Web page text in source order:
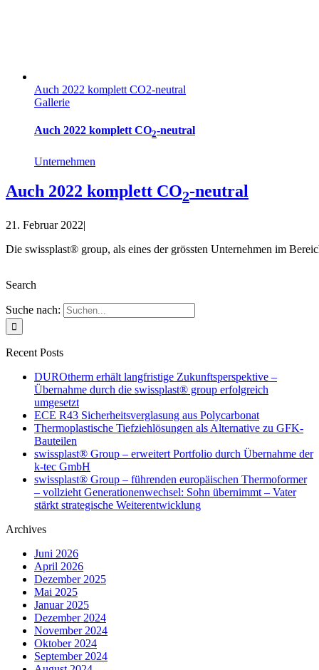
Auch 2022 komplett CO2-neutral
Gallerie
Auch 2022 komplett CO2-neutral
Unternehmen
Auch 2022 komplett CO2-neutral
21. Februar 2022|
Die swissplast® group, als eines der grössten Unternehmen im
Search
Suche nach:
Recent Posts
DUROtherm erhält langfristige Zukunftsperspektive –
Übernahme durch die swissplast® group erfolgreich
umgesetzt
ECE R43 Sicherheitsverglasung aus Polycarbonat
Thermoplastische Tiefziehlösungen als Alternative zu GFK-
Bauteilen
swissplast® Group – erweitert Portfolio durch Übernahme der
k-tec GmbH
swissplast® Group – führenden europäischen Thermoformer
– vollzieht Generationenwechsel: Sohn übernimmt – Vater
stärkt strategische Weiterentwicklung
Archives
Juni 2026
April 2026
Dezember 2025
Mai 2025
Januar 2025
Dezember 2024
November 2024
Oktober 2024
September 2024